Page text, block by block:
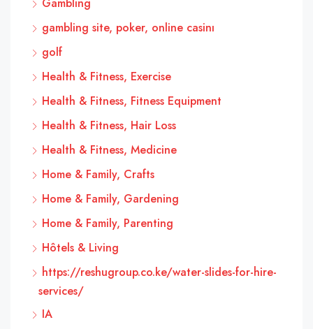
gambling site, poker, online casinı
golf
Health & Fitness, Exercise
Health & Fitness, Fitness Equipment
Health & Fitness, Hair Loss
Health & Fitness, Medicine
Home & Family, Crafts
Home & Family, Gardening
Home & Family, Parenting
Hôtels & Living
https://reshugroup.co.ke/water-slides-for-hire-
services/
IA